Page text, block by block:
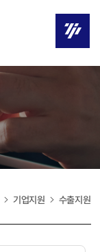
기업지원 수출지원